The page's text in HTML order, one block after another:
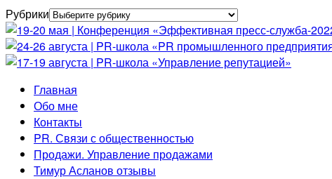
Рубрики
Главная
Обо мне
Контакты
PR. Связи с общественностью
Продажи. Управление продажами
Тимур Асланов отзывы